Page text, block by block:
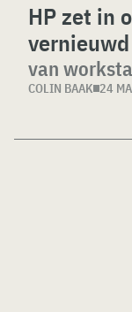
HP zet in
van
COLIN BAAK 24